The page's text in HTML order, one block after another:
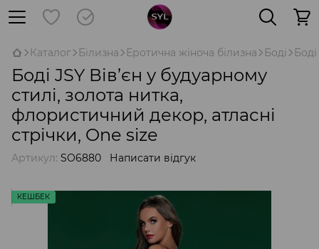
Каталог Білизна Еротична жіноча білизна Боді
Боді JSY Вів’єн у будуарному
стилі, золота нитка,
флористичний декор, атласні
стрічки, One size
Артикул: SO6880 Написати відгук
КЕШБЕК